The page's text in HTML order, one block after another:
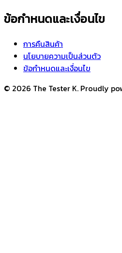
ข้อกำหนดและเงื่อนไข
การคืนสินค้า
นโยบายความเป็นส่วนตัว
ข้อกำหนดและเงื่อนไข
© 2026 The Tester K. Proudly